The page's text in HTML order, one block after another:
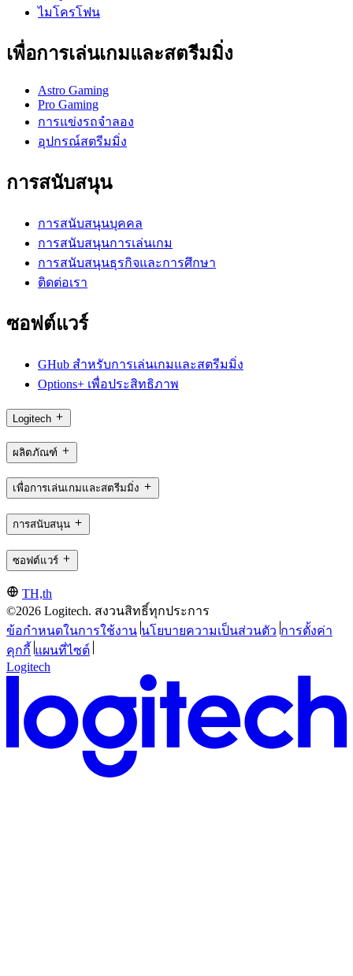
ไมโครโฟน
เพื่อการเล่นเกมและสตรีมมิ่ง
Astro Gaming
Pro Gaming
การแข่งรถจำลอง
อุปกรณ์สตรีมมิ่ง
การสนับสนุน
การสนับสนุนบุคคล
การสนับสนุนการเล่นเกม
การสนับสนุนธุรกิจและการศึกษา
ติดต่อเรา
ซอฟต์แวร์
GHub สำหรับการเล่นเกมและสตรีมมิ่ง
Options+ เพื่อประสิทธิภาพ
Logitech
ผลิตภัณฑ์
เพื่อการเล่นเกมและสตรีมมิ่ง
การสนับสนุน
ซอฟต์แวร์
TH,th
©2026 Logitech. สงวนสิทธิ์ทุกประการ
ข้อกำหนดในการใช้งาน นโยบายความเป็นส่วนตัว การตั้งค่า
คุกกี้ แผนที่ไซต์
Logitech